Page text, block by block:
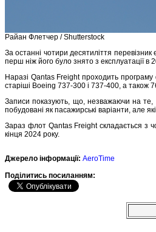
Райан Флетчер / Shutterstock
За останні чотири десятиліття
перш ніж його було знято з експлуатації в
Наразі Qantas Freight проходить
старіші Boeing 737-300 і 737-400, а також
Записи показують, що, незважаючи на те,
побудовані як пасажирські варіанти, але
Зараз флот Qantas Freight складається з
кінця 2024 року.
Джерело інформації: AeroTime
Подiлитись посиланням: